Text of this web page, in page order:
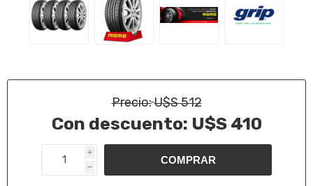
Precio:U$S 512
Con descuento: U$S 410
i
h